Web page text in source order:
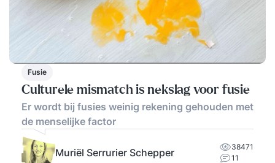
Fusie
Culturele mismatch is nekslag voor fusie
Er wordt bij fusies weinig rekening gehouden met
de menselijke factor
Muriël Serrurier Schepper
38471
11